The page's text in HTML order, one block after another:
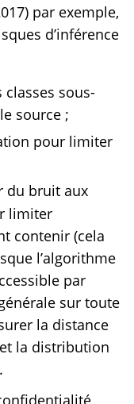
par exemple,
d’inférence
sous-
source ;
pour limiter
du bruit aux
limiter
contenir (cela
l’algorithme
par
sur toute
la distance
la distribution